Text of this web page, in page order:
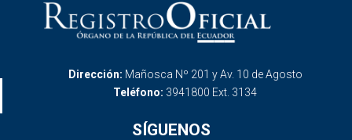
Dirección: Mañosca Nº 201 y Av. 10 de Agosto
Teléfono: 3941800 Ext. 3134
SÍGUENOS